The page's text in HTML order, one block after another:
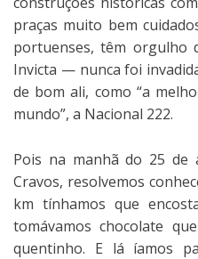
praças muito bem
portuenses, têm orgulho
Invicta — nunca foi
de bom ali, como “a
mundo”, a Nacional 222.
Pois na manhã do 25 de
Cravos, resolvemos
km tínhamos que
tomávamos chocolate
quentinho. E lá íamos